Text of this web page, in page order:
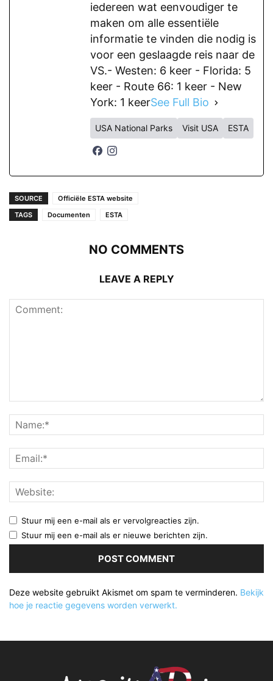
iedereen wat eenvoudiger te
maken om alle essentiële
informatie te vinden die nodig is
voor een geslaagde reis naar de
VS.- Westen: 6 keer - Florida: 5
keer - Route 66: 1 keer - New
York: 1 keerSee Full Bio
USA National Parks Visit USA ESTA
SOURCE
Officiële ESTA website
TAGS
Documenten ESTA
NO COMMENTS
LEAVE A REPLY
Stuur mij een e-mail als er vervolgreacties zijn.
Stuur mij een e-mail als er nieuwe berichten zijn.
Deze website gebruikt Akismet om spam te verminderen. Bekijk
hoe je reactie gegevens worden verwerkt.